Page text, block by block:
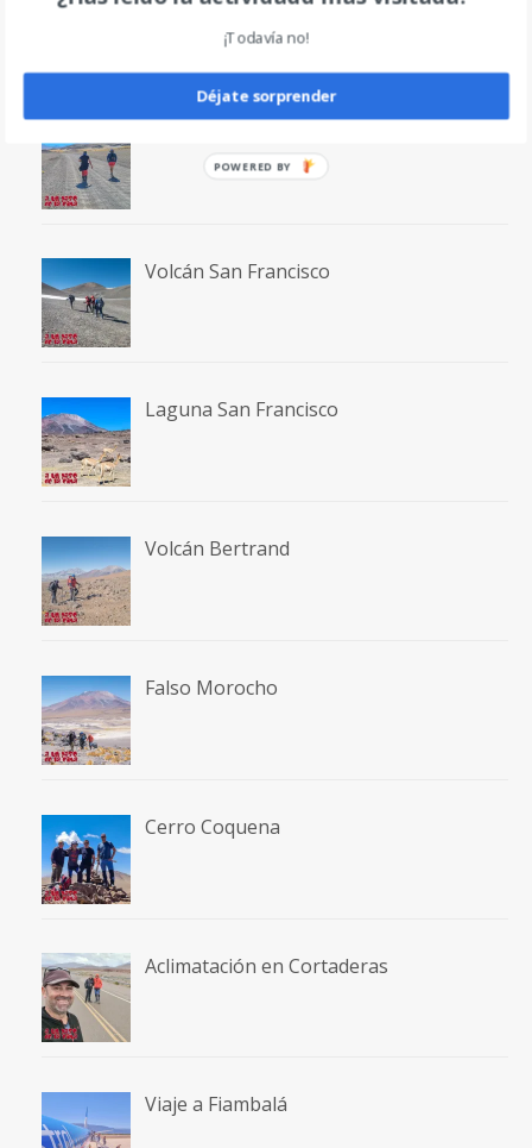
Volcán San Francisco
Laguna San Francisco
Volcán Bertrand
Falso Morocho
Cerro Coquena
Aclimatación en Cortaderas
Viaje a Fiambalá
¡Todavía no!
Déjate sorprender
POWERED